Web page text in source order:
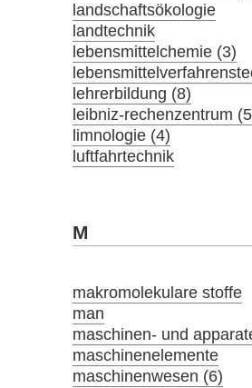
landschaftsökologie
landtechnik
lebensmittelchemie (3)
lehrerbildung (8)
leibniz-rechenzentrum
limnologie (4)
luftfahrtechnik
M
makromolekulare stoffe
man
maschinen- und
maschinenelemente
maschinenwesen (6)